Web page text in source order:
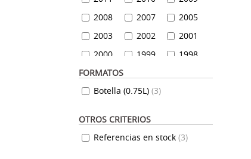
2008
2007
2005
2003
2002
2001
2000
1999
1998
1997
1994
1993
1985
1983
1982
FORMATOS
Botella (0.75L) (3)
OTROS CRITERIOS
Referencias en stock (3)